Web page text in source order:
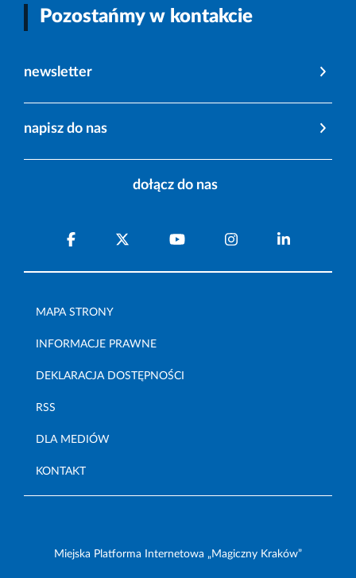
Pozostańmy w kontakcie
newsletter
napisz do nas
dołącz do nas
MAPA STRONY
INFORMACJE PRAWNE
DEKLARACJA DOSTĘPNOŚCI
RSS
DLA MEDIÓW
KONTAKT
Miejska Platforma Internetowa „Magiczny Kraków”